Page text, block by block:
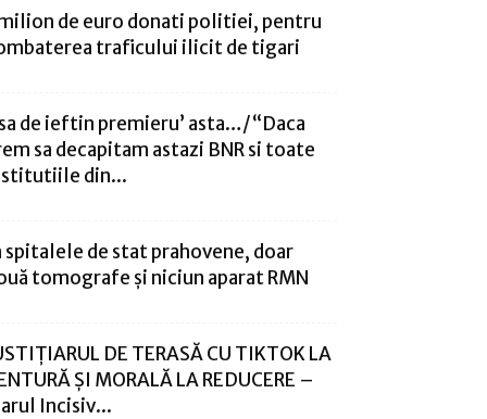
de euro donati politiei, pentru
traficului ilicit de tigari
de ieftin premieru’ asta…/“Daca
sa decapitam astazi BNR si toate
din...
spitalele de stat prahovene, doar
tomografe şi niciun aparat RMN
DE TERASĂ CU TIKTOK LA
ȘI MORALĂ LA REDUCERE –
Incisiv...